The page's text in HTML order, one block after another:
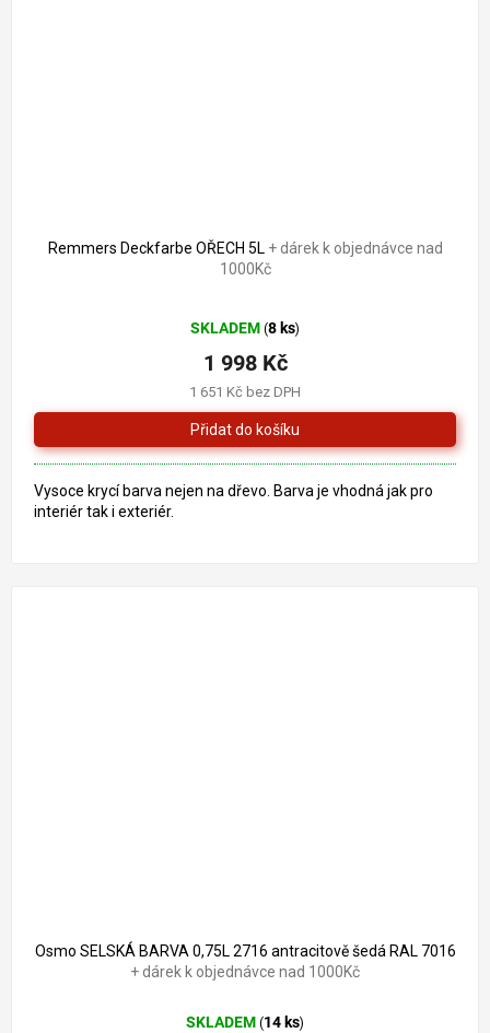
Remmers Deckfarbe OŘECH 5L + dárek k objednávce nad
1000Kč
hodnocení
produktu
je
5,0
z
5
hvězdiček.
SKLADEM (8 ks)
1 651 Kč bez DPH
1 998 Kč
Vysoce krycí barva nejen na dřevo. Barva je vhodná jak pro
interiér tak i exteriér.
Osmo SELSKÁ BARVA 0,75L 2716 antracitově šedá RAL 7016
+ dárek k objednávce nad 1000Kč
SKLADEM (14 ks)